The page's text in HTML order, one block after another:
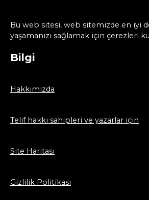
Bu web sitesi, web sitemizde en iyi
yaşamanızı sağlamak için çerezleri
Bilgi
Hakkımızda
Telif hakkı sahipleri ve yazarlar için
Site Haritası
Gizlilik Politikası